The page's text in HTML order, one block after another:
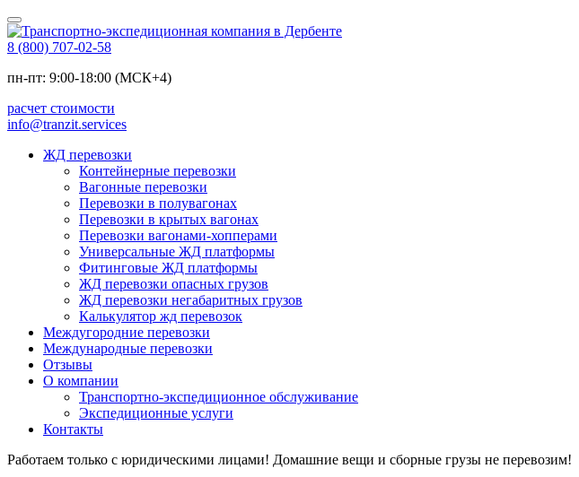
8 (800) 707-02-58
пн-пт: 9:00-18:00 (МСК+4)
расчет стоимости
info@tranzit.services
ЖД перевозки
Контейнерные перевозки
Вагонные перевозки
Перевозки в полувагонах
Перевозки в крытых вагонах
Перевозки вагонами-хопперами
Универсальные ЖД платформы
Фитинговые ЖД платформы
ЖД перевозки опасных грузов
ЖД перевозки негабаритных грузов
Калькулятор жд перевозок
Междугородние перевозки
Международные перевозки
Отзывы
О компании
Транспортно-экспедиционное обслуживание
Экспедиционные услуги
Контакты
Работаем только с юридическими лицами! Домашние вещи и сборные грузы не перевозим!